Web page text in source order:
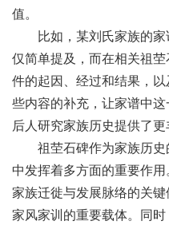
值。
比如，某刘氏家族的家
仅简单提及，而在相关祖
件的起因、经过和结果，
些内容的补充，让家谱中
后人研究家族历史提供了更
祖茔石碑作为家族历史
中发挥着多方面的重要作
家族迁徙与发展脉络的关
家风家训的重要载体。同